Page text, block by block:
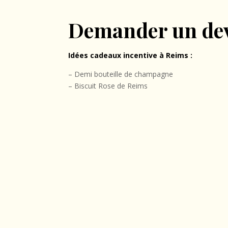
Demander un
Idées cadeaux incentive à Reims :
– Demi bouteille de champagne
– Biscuit Rose de Reims